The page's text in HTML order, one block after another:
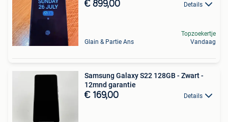
€ 899,00 Details
Glain & Partie Ans
Topzoekertje
Vandaag
Samsung Galaxy S22 128GB - Zwart -
12mnd garantie
€ 169,00 Details